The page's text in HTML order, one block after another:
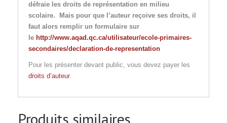
défraie les droits de représentation en milieu
scolaire. Mais pour que l’auteur reçoive ses droits, il
faut alors remplir un formulaire sur
le http://www.aqad.qc.ca/utilisateur/ecole-primaires-
secondaires/declaration-de-representation
Pour les présenter devant public, vous devez payer les
droits d’auteur.
Produits similaires